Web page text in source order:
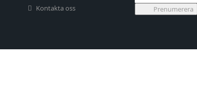
Kontakta oss